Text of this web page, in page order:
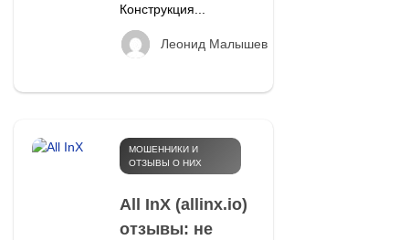
Конструкция...
Леонид Малышев
МОШЕННИКИ И
ОТЗЫВЫ О НИХ
All InX (allinx.io)
отзывы: не